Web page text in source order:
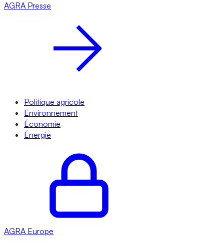
AGRA Presse
Politique agricole
Environnement
Économie
Énergie
AGRA Europe